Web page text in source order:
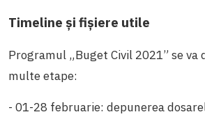
Timeline și fișiere utile
Programul „Buget Civil 2021” se va
multe etape:
- 01-28 februarie: depunerea